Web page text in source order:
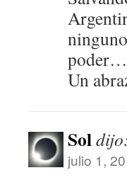
poder…
Un
Sol
julio 1,